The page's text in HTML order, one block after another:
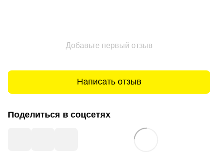
Добавьте первый отзыв
Написать отзыв
Поделиться в соцсетях